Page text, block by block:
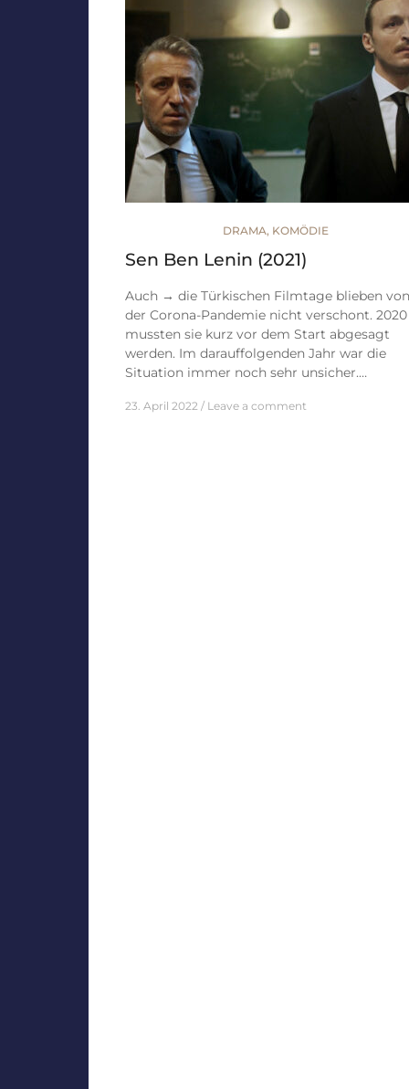
DRAMA, KOMÖDIE
Sen Ben Lenin (2021)
Auch → die Türkischen Filmtage blieben von
der Corona-Pandemie nicht verschont. 2020
mussten sie kurz vor dem Start abgesagt
werden. Im darauffolgenden Jahr war die
Situation immer noch sehr unsicher.…
23. April 2022 Leave a comment